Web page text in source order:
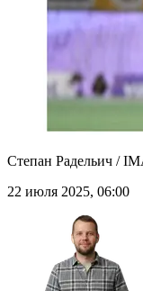
Степан Радельич /
22 июля 2025, 06:00